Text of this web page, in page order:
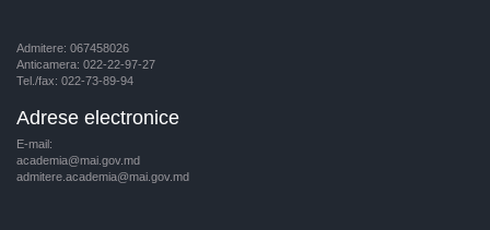
Admitere: 067458026
Anticamera: 022-22-97-27
Tel./fax: 022-73-89-94
Adrese electronice
E-mail:
academia@mai.gov.md
admitere.academia@mai.gov.md